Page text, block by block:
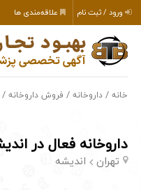
ورود / ثبت نام علاقه‌مندی ها
خانه /داروخانه / فروش داروخانه /
داروخانه فعال در
تهران اندیشه